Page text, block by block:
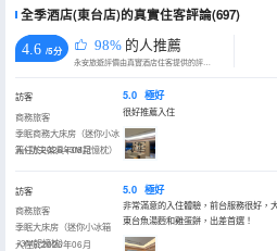
全季酒店(東台店)的真實住客評論(697)
4.6 /5分 98% 的人推薦
永安旅遊評價由真實酒店住客提供的評價。
訪客
商務旅客
季眠商務大床房（迷你小冰
箱+功夫茶具+3M記憶枕）
入住於2026年08月
5.0 極好
很好推薦入住
訪客
商務旅客
季眠大床房（迷你小冰箱
+3M記憶枕）
入住於2026年06月
5.0 極好
非常滿意的入住體驗，前台服務很好，
東台魚湯麪和雞蛋餅，出差首選！